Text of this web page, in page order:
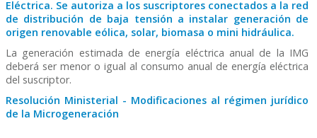
Eléctrica. Se autoriza a los suscriptores conectados a la red
de distribución de baja tensión a instalar generación de
origen renovable eólica, solar, biomasa o mini hidráulica.
La generación estimada de energía eléctrica anual de la IMG
deberá ser menor o igual al consumo anual de energía eléctrica
del suscriptor.
Resolución Ministerial - Modificaciones al régimen jurídico
de la Microgeneración